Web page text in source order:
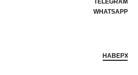
НАВЕРХ
TELEGRAM
WHATSAPP